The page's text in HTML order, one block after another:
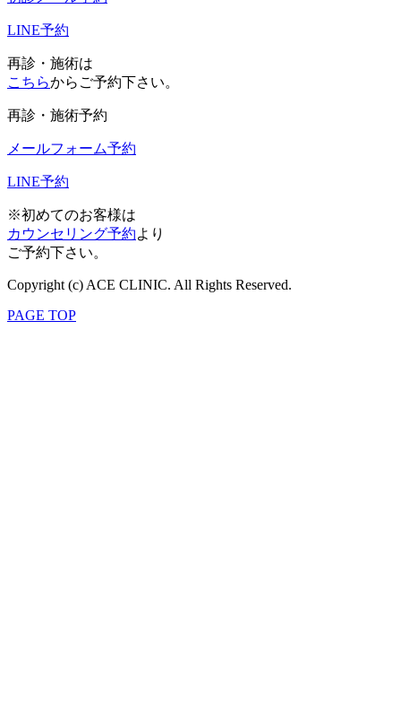
LINE予約
再診・施術は
こちらからご予約下さい。
再診・施術予約
メールフォーム予約
LINE予約
※初めてのお客様は
カウンセリング予約より
ご予約下さい。
Copyright (c) ACE CLINIC. All Rights Reserved.
PAGE TOP